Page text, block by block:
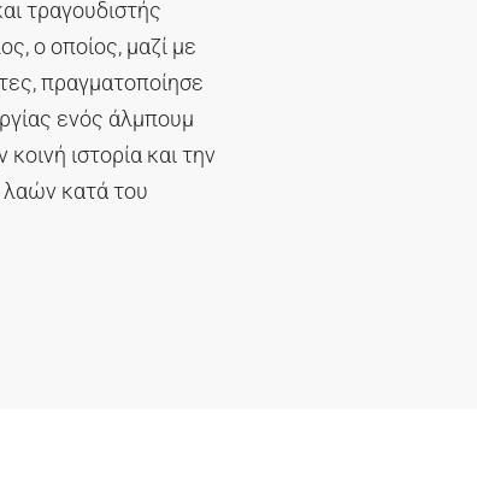
τραγουδιστής
ο οποίος, μαζί με
πραγματοποίησε
ενός άλμπουμ
ιστορία και την
κατά του